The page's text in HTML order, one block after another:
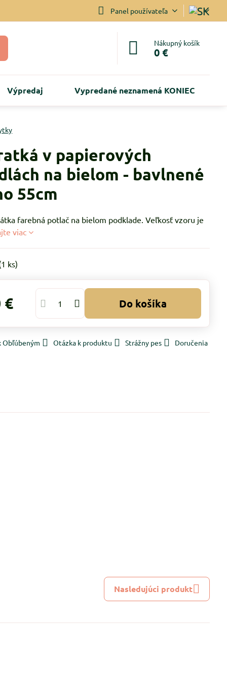
Panel používateľa
Nákupný košík
0 €
Výpredaj Vypredané neznamená KONIEC
v papierových
na bielom - bavlnené
55cm
farebná potlač na bielom podklade. Veľkosť vzoru je
viac
1 ks)
€ Do košíka
Obľúbeným Otázka k produktu Strážny pes Doručenia
Nasledujúci produkt